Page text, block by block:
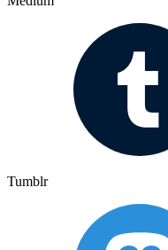
Tumblr